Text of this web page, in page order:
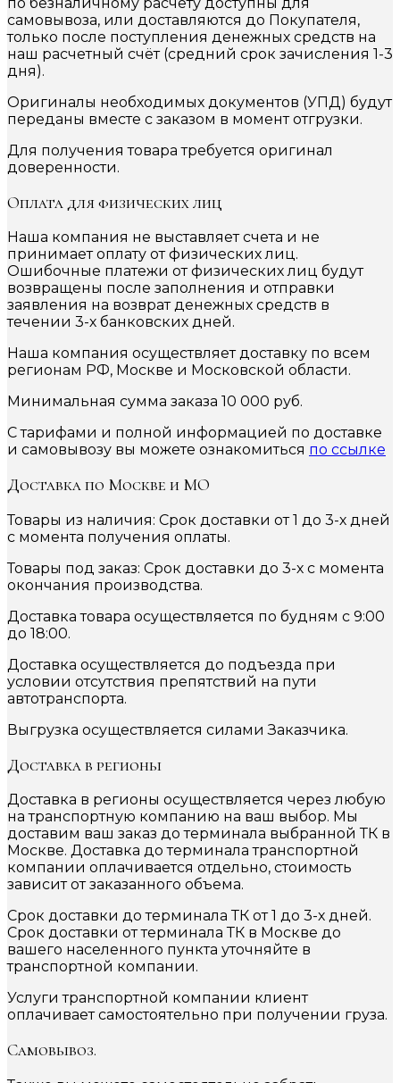
самовывоза, или доставляются до Покупателя,
только после поступления денежных средств на
наш расчетный счёт (средний срок зачисления 1-3
дня).
Оригиналы необходимых документов (УПД) будут
переданы вместе с заказом в момент отгрузки.
Для получения товара требуется оригинал
доверенности.
Оплата для физических лиц
Наша компания не выставляет счета и не
принимает оплату от физических лиц.
Ошибочные платежи от физических лиц будут
возвращены после заполнения и отправки
заявления на возврат денежных средств в
течении 3-х банковских дней.
Наша компания осуществляет доставку по всем
регионам РФ, Москве и Московской области.
Минимальная сумма заказа 10 000 руб.
С тарифами и полной информацией по доставке
и самовывозу вы можете ознакомиться по ссылке
Доставка по Москве и МО
Товары из наличия: Срок доставки от 1 до 3-х дней
с момента получения оплаты.
Товары под заказ: Срок доставки до 3-х с момента
окончания производства.
Доставка товара осуществляется по будням с 9:00
до 18:00.
Доставка осуществляется до подъезда при
условии отсутствия препятствий на пути
автотранспорта.
Выгрузка осуществляется силами Заказчика.
Доставка в регионы
Доставка в регионы осуществляется через любую
на транспортную компанию на ваш выбор. Мы
доставим ваш заказ до терминала выбранной ТК в
Москве. Доставка до терминала транспортной
компании оплачивается отдельно, стоимость
зависит от заказанного объема.
Срок доставки до терминала ТК от 1 до 3-х дней.
Срок доставки от терминала ТК в Москве до
вашего населенного пункта уточняйте в
транспортной компании.
Услуги транспортной компании клиент
оплачивает самостоятельно при получении груза.
Самовывоз.